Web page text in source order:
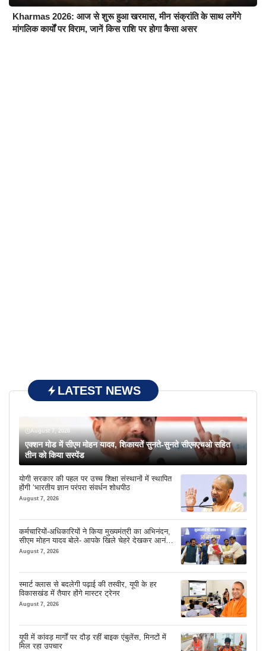
Kharmas 2026: आज से शुरू हुआ खरमास, मीन संक्रांति के साथ लगेंगे
मांगलिक कार्यों पर विराम, जानें किस राशि पर होगा कैसा असर
LATEST NEWS
August 7, 2026
एक्शन मोड में सीएम मोहन यादव, शिकायतें सुनते-सुनते सीएमएचओ सहित
तीन को किया सस्पेंड
योगी सरकार की पहल पर उच्च शिक्षा संस्थानों में स्थापित
होंगी ‘भारतीय ज्ञान परंपरा संवर्धन शोधपीठ
August 7, 2026
कर्मचारियों-अधिकारियों ने किया मुख्यमंत्री का अभिनंदन,
सीएम मोहन यादव बोले- आपके खिले चेहरे देखकर आनंद
आता है
August 7, 2026
स्मार्ट क्लास से बदलेगी पढ़ाई की तस्वीर, यूपी के हर
विकासखंड में तैयार होंगे मास्टर ट्रेनर
August 7, 2026
यूपी में कांवड़ मार्गों पर दौड़ रहीं बाइक एंबुलेंस, मिनटों में
मिल रहा उपचार